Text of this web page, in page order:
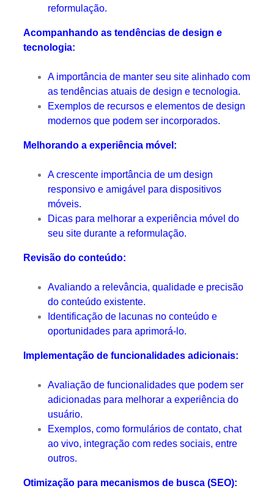
reformulação.
Acompanhando as tendências de design e
tecnologia:
A importância de manter seu site alinhado com
as tendências atuais de design e tecnologia.
Exemplos de recursos e elementos de design
modernos que podem ser incorporados.
Melhorando a experiência móvel:
A crescente importância de um design
responsivo e amigável para dispositivos
móveis.
Dicas para melhorar a experiência móvel do
seu site durante a reformulação.
Revisão do conteúdo:
Avaliando a relevância, qualidade e precisão
do conteúdo existente.
Identificação de lacunas no conteúdo e
oportunidades para aprimorá-lo.
Implementação de funcionalidades adicionais:
Avaliação de funcionalidades que podem ser
adicionadas para melhorar a experiência do
usuário.
Exemplos, como formulários de contato, chat
ao vivo, integração com redes sociais, entre
outros.
Otimização para mecanismos de busca (SEO):